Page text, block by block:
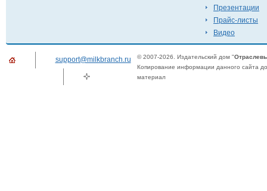
Презентации
Прайс-листы
Видео
support@milkbranch.ru © 2007-2026. Издательский дом "
Копирование информации данного сайта
материал